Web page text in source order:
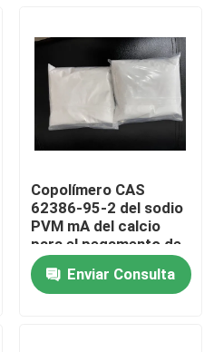
Copolímero CAS
62386-95-2 del sodio
PVM mA del calcio
para el pegamento de
la dentadura
Enviar Consulta